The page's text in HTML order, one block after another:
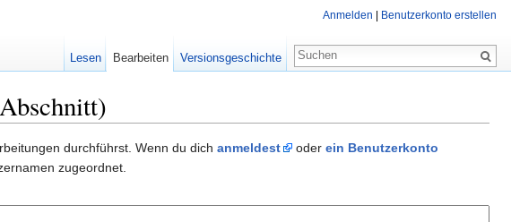
durchführst. Wenn du dich anmeldest oder ein Benutzerkonto
zugeordnet.
Anmelden Benutzerkonto erstellen
Lesen Bearbeiten Versionsgeschichte